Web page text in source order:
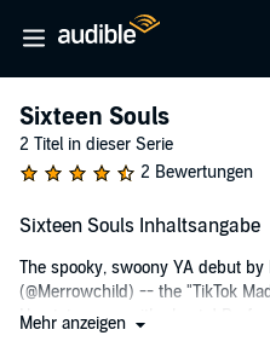
Sixteen Souls
2 Titel in dieser Serie
2 Bewertungen
Sixteen Souls Inhaltsangabe
The spooky, swoony YA debut by
(@Merrowchild) -- the "TikTok
Heartstoppers with ghosts!
Mehr anzeigen